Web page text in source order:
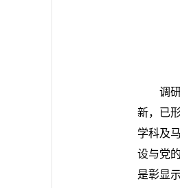
调
新，已
学科及
设与党
是彰显